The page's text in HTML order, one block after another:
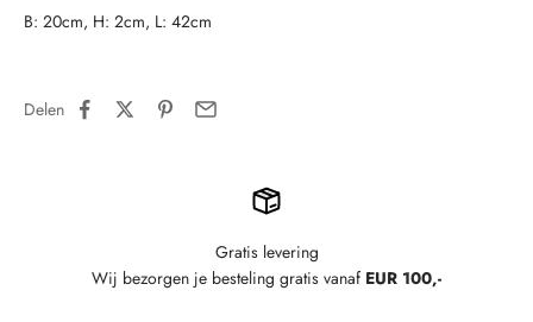
B: 20cm, H: 2cm, L: 42cm
Delen
Gratis levering
Wij bezorgen je besteling gratis vanaf EUR 100,-